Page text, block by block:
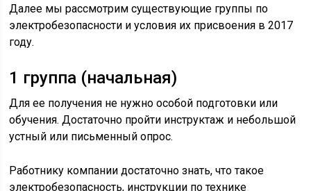
Далее мы рассмотрим существующие группы по
электробезопасности и условия их присвоения в 2017
году.
1 группа (начальная)
Для ее получения не нужно особой подготовки или
обучения. Достаточно пройти инструктаж и небольшой
устный или письменный опрос.
Работнику компании достаточно знать, что такое
электробезопасность, инструкции по технике